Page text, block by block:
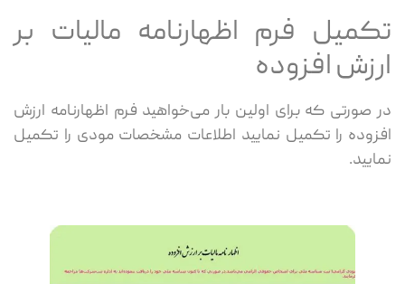
تکمیل فرم اظهارنامه مالیات بر
ارزش افزوده
در صورتی که برای اولین بار می‌خواهید فرم اظهارنامه ارزش
افزوده را تکمیل نمایید اطلاعات مشخصات مودی را تکمیل
نمایید.